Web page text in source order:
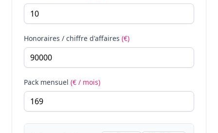
Honoraires / chiffre d'affaires (€)
Pack mensuel (€ / mois)